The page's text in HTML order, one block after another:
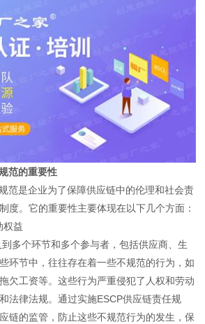
范的重要性
是企业为了保障供应链中的伦理和社会责
度。它的重要性主要体现在以下几个方面：
益
个环节和多个参与者，包括供应商、生
环节中，往往存在着一些不规范的行为，如
欠工资等。这些行为严重侵犯了人权和劳动
法律法规。通过实施ESCP供应链责任规
链的监管，防止这些不规范行为的发生，保